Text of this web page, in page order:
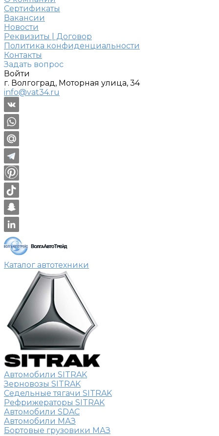
Сертификаты
Вакансии
Новости
Реквизиты | Договор
Политика конфиденциальности
Контакты
Задать вопрос
Войти
г. Волгоград, Моторная улица, 34
info@vat34.ru
Каталог автотехники
Автомобили SITRAK
Зерновозы SITRAK
Седельные тягачи SITRAK
Рефрижераторы SITRAK
Автомобили SDAC
Автомобили МАЗ
Бортовые грузовики МАЗ